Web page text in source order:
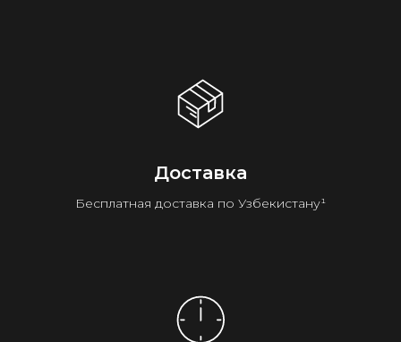
Доставка
Бесплатная доставка по Узбекистану¹